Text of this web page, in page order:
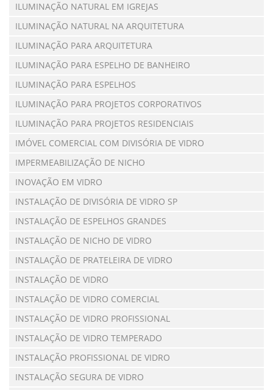
ILUMINAÇÃO NATURAL EM IGREJAS
ILUMINAÇÃO NATURAL NA ARQUITETURA
ILUMINAÇÃO PARA ARQUITETURA
ILUMINAÇÃO PARA ESPELHO DE BANHEIRO
ILUMINAÇÃO PARA ESPELHOS
ILUMINAÇÃO PARA PROJETOS CORPORATIVOS
ILUMINAÇÃO PARA PROJETOS RESIDENCIAIS
IMÓVEL COMERCIAL COM DIVISÓRIA DE VIDRO
IMPERMEABILIZAÇÃO DE NICHO
INOVAÇÃO EM VIDRO
INSTALAÇÃO DE DIVISÓRIA DE VIDRO SP
INSTALAÇÃO DE ESPELHOS GRANDES
INSTALAÇÃO DE NICHO DE VIDRO
INSTALAÇÃO DE PRATELEIRA DE VIDRO
INSTALAÇÃO DE VIDRO
INSTALAÇÃO DE VIDRO COMERCIAL
INSTALAÇÃO DE VIDRO PROFISSIONAL
INSTALAÇÃO DE VIDRO TEMPERADO
INSTALAÇÃO PROFISSIONAL DE VIDRO
INSTALAÇÃO SEGURA DE VIDRO